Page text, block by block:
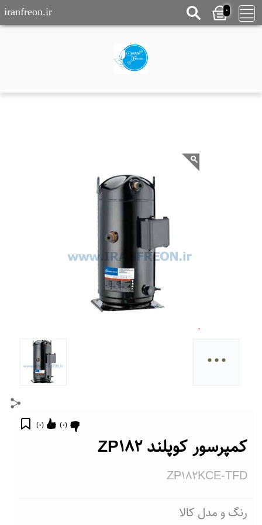
0
iranfreon.ir
...
(
0
) (
0
)
کمپرسور کوپلند ZP182
ZP182KCE-TFD
رنگ و مدل کالا